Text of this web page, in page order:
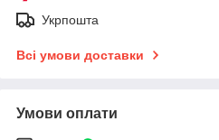
Укрпошта
Всі умови доставки
Умови оплати